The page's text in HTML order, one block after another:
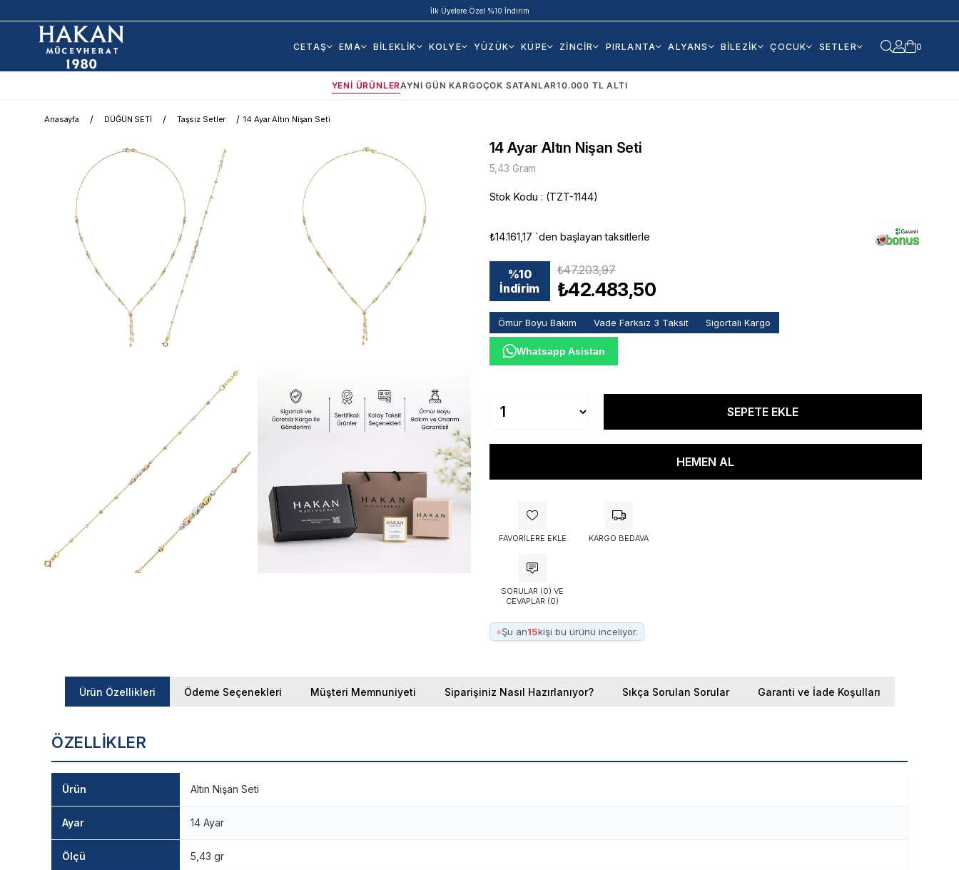
İlk Üyelere Özel %10 İndirim
CETAŞ EMA BİLEKLİK KOLYE YÜZÜK KÜPE ZİNCİR PIRLANTA ALYANS BİLEZİK ÇOCUK SETLER 0
YENI ÜRÜNLERAYNI GÜN KARGOÇOK SATANLAR10.000 TL ALTI
Anasayfa DÜĞÜN SETİ Taşsız Setler 14 Ayar Altın Nişan Seti
14 Ayar Altın Nişan Seti
5,43 Gram
Stok Kodu (TZT-1144)
₺14.161,17 `den başlayan taksitlerle
%10
İndirim
₺47.203,97
₺42.483,50
Ömür Boyu Bakım Vade Farksız 3 Taksit Sigortalı Kargo
Whatsapp Asistan
FAVORILERE EKLE KARGO BEDAVA
SORULAR (0) VE
CEVAPLAR (0)
●Şu an15kişi bu ürünü inceliyor.
Ürün Özellikleri Ödeme Seçenekleri Müşteri Memnuniyeti Siparişiniz Nasıl Hazırlanıyor? Sıkça Sorulan Sorular Garanti ve İade Koşulları
ÖZELLIKLER
Ürün Altın Nişan Seti
Ayar 14 Ayar
Ölçü 5,43 gr